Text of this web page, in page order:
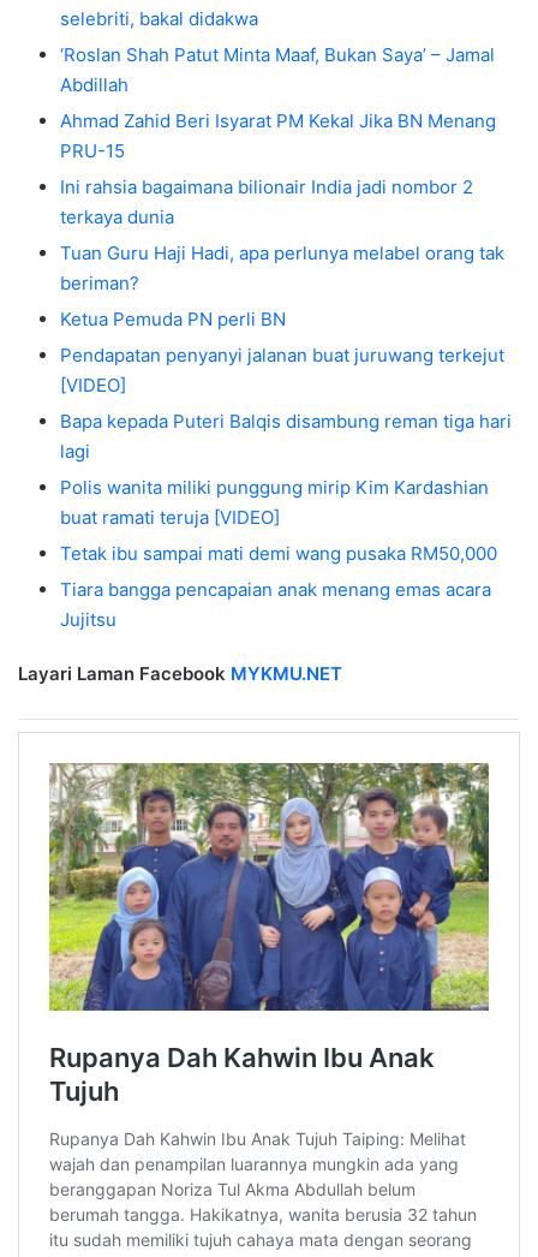
selebriti, bakal didakwa
‘Roslan Shah Patut Minta Maaf, Bukan Saya’ – Jamal
Abdillah
Ahmad Zahid Beri Isyarat PM Kekal Jika BN Menang
PRU-15
Ini rahsia bagaimana bilionair India jadi nombor 2
terkaya dunia
Tuan Guru Haji Hadi, apa perlunya melabel orang tak
beriman?
Ketua Pemuda PN perli BN
Pendapatan penyanyi jalanan buat juruwang terkejut
[VIDEO]
Bapa kepada Puteri Balqis disambung reman tiga hari
lagi
Polis wanita miliki punggung mirip Kim Kardashian
buat ramati teruja [VIDEO]
Tetak ibu sampai mati demi wang pusaka RM50,000
Tiara bangga pencapaian anak menang emas acara
Jujitsu
Layari Laman Facebook MYKMU.NET